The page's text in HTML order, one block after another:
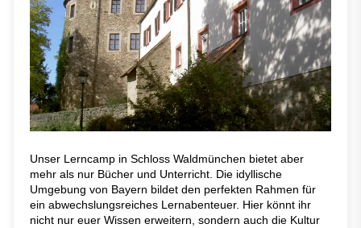
Unser Lerncamp in Schloss Waldmünchen bietet aber
mehr als nur Bücher und Unterricht. Die idyllische
Umgebung von Bayern bildet den perfekten Rahmen für
ein abwechslungsreiches Lernabenteuer. Hier könnt ihr
nicht nur euer Wissen erweitern, sondern auch die Kultur